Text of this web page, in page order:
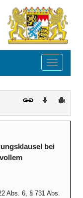
Toggle
Download
bei
Abs. 6, § 731 Abs.